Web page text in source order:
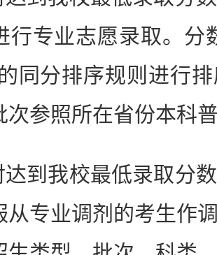
行专业志愿录取。分
同分排序规则进行
次参照所在省份本科
我校最低录取分数
从专业调剂的考生作